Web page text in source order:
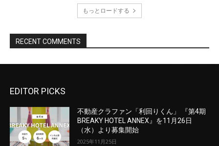
EDITOR PICKS
不動産クラファン「利回りくん」 『第4期
BREAKY HOTEL ANNEX』を11月26日
（水）より募集開始
2025年11月25日